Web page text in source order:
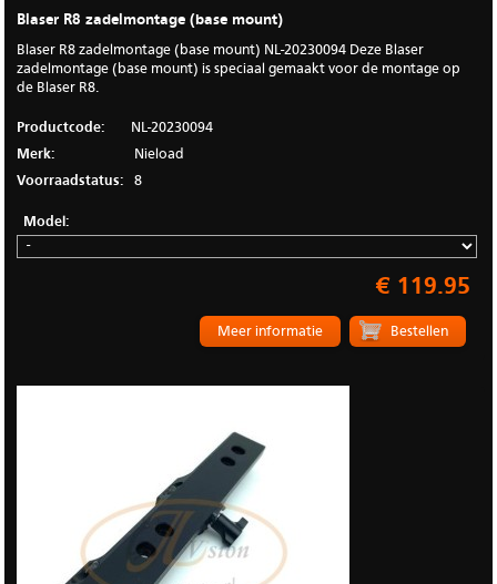
Blaser R8 zadelmontage (base mount)
Blaser R8 zadelmontage (base mount) NL-20230094 Deze Blaser
zadelmontage (base mount) is speciaal gemaakt voor de montage op
de Blaser R8.
Productcode:
NL-20230094
Merk:
Nieload
Voorraadstatus:
8
Model:
€ 119.95
Meer informatie